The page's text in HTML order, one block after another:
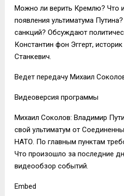
Можно ли верить Кремлю? Что
появления ультиматума
санкций? Обсуждают
Константин фон Эггерт,
Станкевич.
Ведет передачу Михаил
Видеоверсия программы
Михаил Соколов: Владимир
свой ультиматум от
НАТО. По главным пунктам
Что произошло за последние
видеообзор событий.
Embed